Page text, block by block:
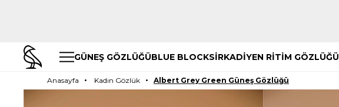
GÜNEŞ GÖZLÜĞÜBLUE BLOCKSİRKADİYEN RİTİM GÖZLÜĞÜ
Anasayfa Kadın Gözlük Albert Grey Green Güneş Gözlüğü